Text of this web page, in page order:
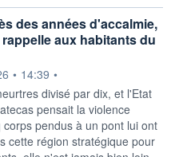
des années d'accalmie,
aux habitants du
par
• 14:39 •
divisé par dix, et l'Etat
pensait la violence
pendus à un pont lui ont
cette région stratégique pour